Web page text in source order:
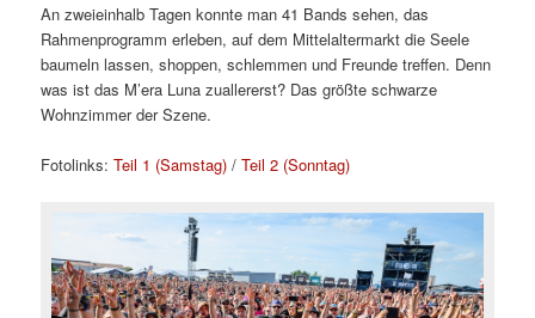
An zweieinhalb Tagen konnte man 41 Bands sehen, das
Rahmenprogramm erleben, auf dem Mittelaltermarkt die Seele
baumeln lassen, shoppen, schlemmen und Freunde treffen. Denn
was ist das M’era Luna zuallererst? Das größte schwarze
Wohnzimmer der Szene.
Fotolinks:Teil 1 (Samstag) /Teil 2 (Sonntag)